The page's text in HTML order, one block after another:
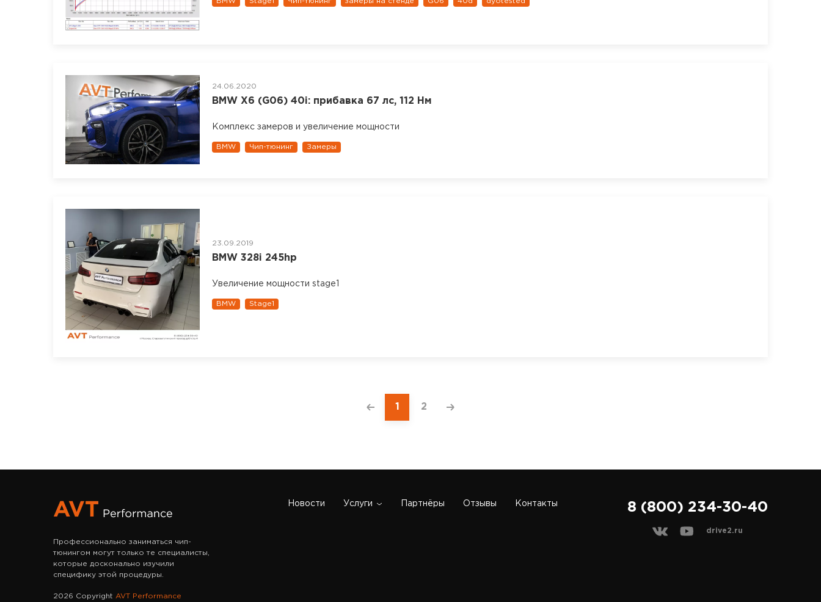
24.06.2020
BMW X6 (G06) 40i: прибавка 67 лс, 112 Нм
Комплекс замеров и увеличение мощности
BMW Чип-тюнинг Замеры
23.09.2019
BMW 328i 245hp
Увеличение мощности stage1
BMW Stage1
1 2
Профессионально заниматься чип-
тюнингом могут только те специалисты,
которые досконально изучили
специфику этой процедуры.
2026 Copyright AVT Performance
Новости Услуги Партнёры Отзывы Контакты 8 (800) 234-30-40
drive2.ru